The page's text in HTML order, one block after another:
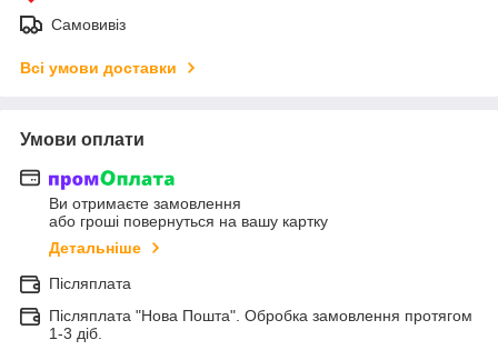
Самовивіз
Всі умови доставки
Умови оплати
Ви отримаєте замовлення
або гроші повернуться на вашу картку
Детальніше
Післяплата
Післяплата "Нова Пошта". Обробка замовлення протягом
1-3 діб.